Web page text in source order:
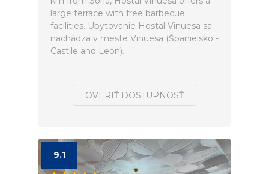
large terrace with free barbecue
facilities. Ubytovanie Hostal Vinuesa sa
nachádza v meste Vinuesa (Španielsko -
Castile and Leon).
OVERIŤ DOSTUPNOSŤ
9.1